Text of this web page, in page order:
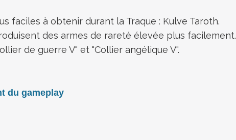
faciles à obtenir durant la Traque : Kulve Taroth.
des armes de rareté élevée plus facilement.
de guerre V" et "Collier angélique V".
du gameplay